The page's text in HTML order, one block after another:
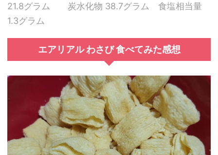
21.8グラム 炭水化物 38.7グラム 食塩相当量
1.3グラム
エアリアル わさび 食べてみた感想